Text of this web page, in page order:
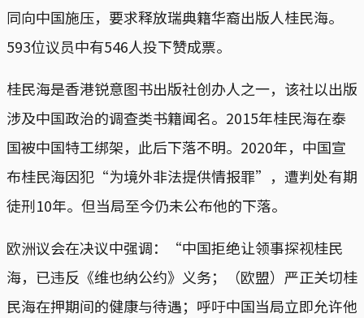
同向中国施压，要求释放瑞典籍华裔出版人桂民海。
593位议员中有546人投下赞成票。
桂民海是香港锐意图书出版社创办人之一，该社以出版
涉及中国政治的调查类书籍闻名。2015年桂民海在泰
国被中国特工绑架，此后下落不明。2020年，中国宣
布桂民海因犯“为境外非法提供情报罪”，遭判处有期
徒刑10年。但当局至今仍未公布他的下落。
欧洲议会在决议中强调：“中国拒绝让领事探视桂民
海，已违反《维也纳公约》义务；（欧盟）严正关切桂
民海在押期间的健康与待遇；呼吁中国当局立即允许他